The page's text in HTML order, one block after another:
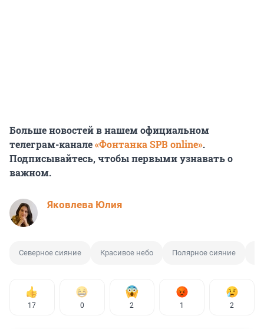
Больше новостей в нашем официальном
телеграм-канале«Фонтанка SPB online».
Подписывайтесь, чтобы первыми узнавать о
важном.
Яковлева Юлия
Северное сияние Красивое небо Полярное сияние
17 0 2 1 2